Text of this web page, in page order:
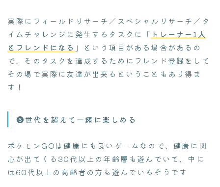
実際にフィールドリサーチ／スペシャルリサーチ／タ
イムチャレンジに発生するタスクに「 トレーナー1人
とフレンドになる 」という項目がある場合があるの
で、そのタスクを達成するためにフレンド登録をして
その場で実際に友達が出来るということもあり得ま
す！
❻世代を超えて一緒に楽しめる
ポケモンGOは健康にも良いゲームなので、健康に関
心が出てくる30代以上の年齢層も遊んでいて、中に
は60代以上の高齢者の方も遊んでいるそうです